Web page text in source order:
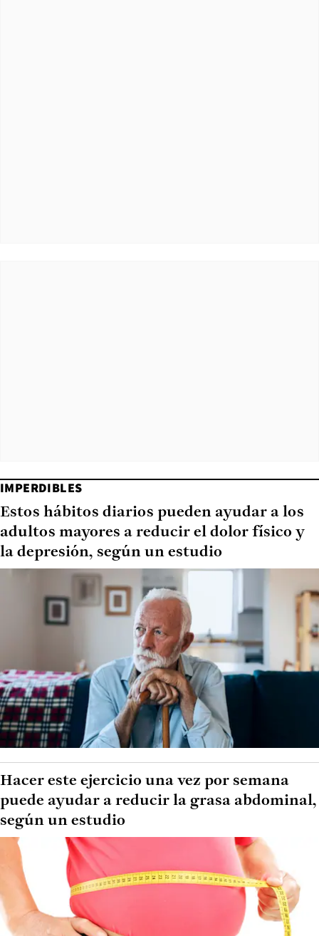
IMPERDIBLES
Estos hábitos diarios pueden ayudar a los
adultos mayores a reducir el dolor físico y
la depresión, según un estudio
Hacer este ejercicio una vez por semana
puede ayudar a reducir la grasa abdominal,
según un estudio